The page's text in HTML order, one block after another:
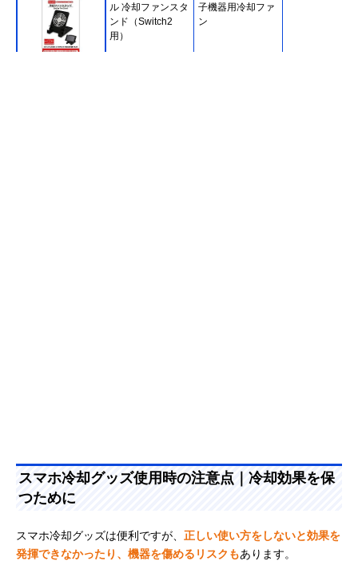
ル 冷却ファンスタ
ンド（Switch2
用）
子機器用冷却ファ
ン
スマホ冷却グッズ使用時の注意点｜冷却効果を保
つために
スマホ冷却グッズは便利ですが、 正しい使い方をしないと効果を
発揮できなかったり、機器を傷めるリスクもあります。